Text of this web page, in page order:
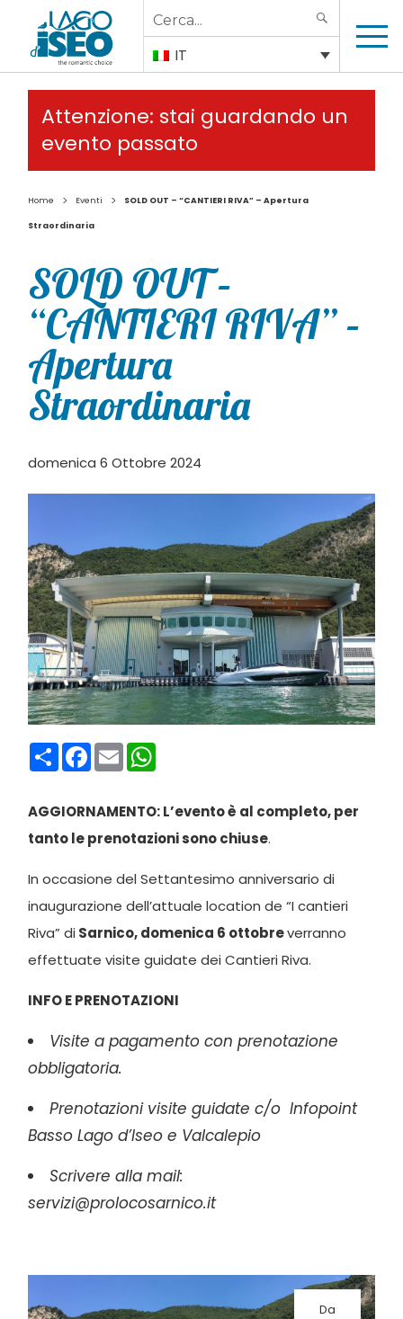
Search
for:
IT
Attenzione: stai guardando un
evento passato
Home > Eventi > SOLD OUT – “CANTIERI RIVA” – Apertura
Straordinaria
SOLD OUT –
“CANTIERI RIVA” –
Apertura
Straordinaria
domenica 6 Ottobre 2024
CondividiFacebook
Email
AGGIORNAMENTO: L’evento è al completo, per
tanto le prenotazioni sono chiuse.
In occasione del Settantesimo anniversario di
inaugurazione dell’attuale location de “I cantieri
Riva” di Sarnico, domenica 6 ottobreverranno
effettuate visite guidate dei Cantieri Riva.
INFO E PRENOTAZIONI
Visite a pagamento con prenotazione
obbligatoria.
Prenotazioni visite guidate c/o Infopoint
Basso Lago d’Iseo e Valcalepio
Scrivere alla mail:
servizi@prolocosarnico.it
Da